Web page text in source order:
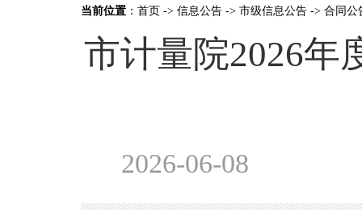
当前位置 ： 首页 -> 信息公告 -> 市级信息公告 -> 合同公
市计量院2026年
2026-06-08